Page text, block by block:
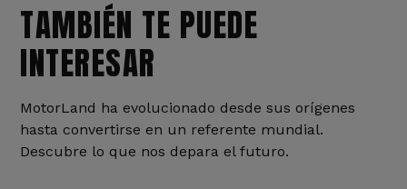
TAMBIÉN TE PUEDE
INTERESAR
MotorLand ha evolucionado desde sus orígenes
hasta convertirse en un referente mundial.
Descubre lo que nos depara el futuro.